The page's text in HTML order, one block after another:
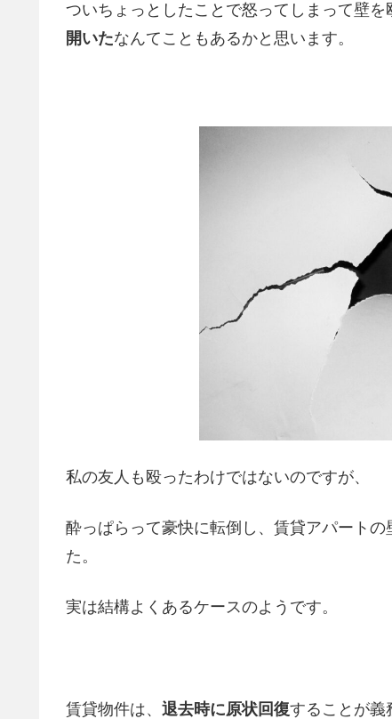
ついちょっとしたことで怒ってしまって壁を
開いたなんてこともあるかと思います。
私の友人も殴ったわけではないのですが、
酔っぱらって豪快に転倒し、賃貸アパートの
た。
実は結構よくあるケースのようです。
賃貸物件は、 退去時に原状回復することが義